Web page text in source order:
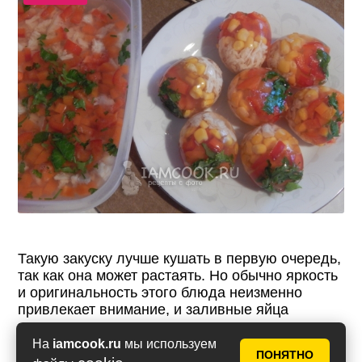
На iamcook.ru мы используем
ПОНЯТНО
Такую закуску лучше кушать в первую очередь,
так как она может растаять. Но обычно яркость
и оригинальность этого блюда неизменно
привлекает внимание, и заливные яйца
исчезают со стола в числе первых.